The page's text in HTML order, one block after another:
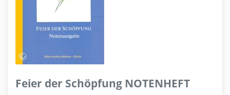
Feier der Schöpfung NOTENHEFT